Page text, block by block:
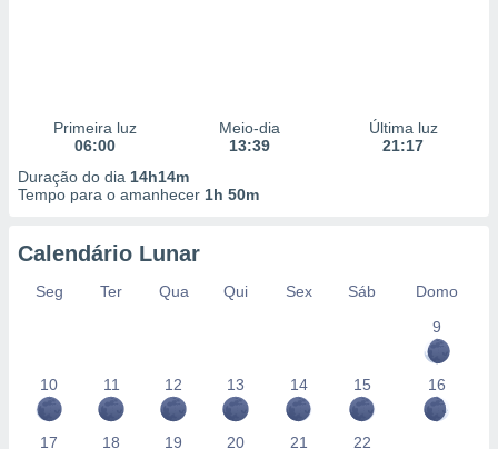
Primeira luz
06:00
Meio-dia
13:39
Última luz
21:17
Duração do dia 14h14m
Tempo para o amanhecer 1h 50m
Calendário Lunar
Seg Ter Qua Qui Sex Sáb
Domo
9
10 11 12 13 14 15 16
17 18 19 20 21 22